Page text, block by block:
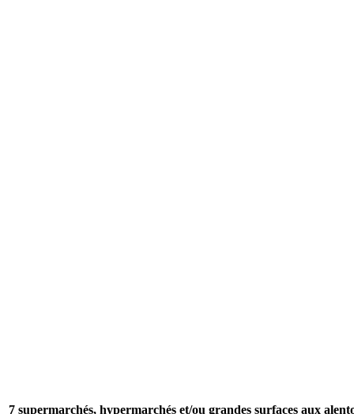
7 supermarchés, hypermarchés et/ou grandes surfaces aux